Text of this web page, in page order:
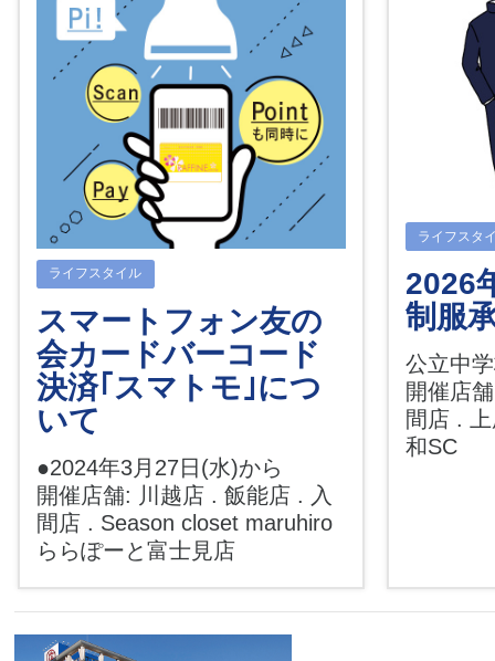
ライフスタイル
スマートフォン友の
会カードバーコード
決済｢スマトモ｣につ
いて
●2024年3月27日(水)から
開催店舗: 川越店 . 飯能店 . 入
間店 . Season closet maruhiro
ららぽーと富士見店
ライフスタ
2026
制服
公立中
開催店
間店 .
和SC